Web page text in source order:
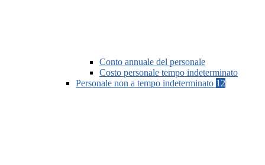
Conto annuale del personale
Costo personale tempo indeterminato
Personale non a tempo indeterminato 12